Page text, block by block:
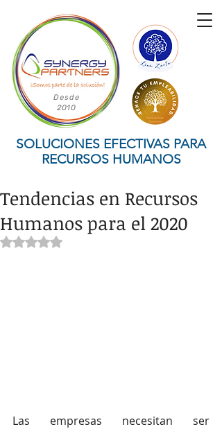
SOLUCIONES EFECTIVAS PARA
RECURSOS HUMANOS
Desde
2010
Tendencias en Recursos
Humanos para el 2020
Obtuvo NaN de 5 estrellas.
Las empresas necesitan ser